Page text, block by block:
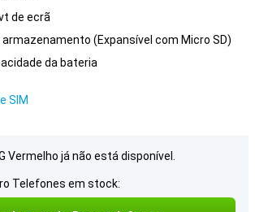
de ecrã
armazenamento (Expansível com Micro SD)
da bateria
SIM
Vermelho já não está disponível.
Telefones em stock: